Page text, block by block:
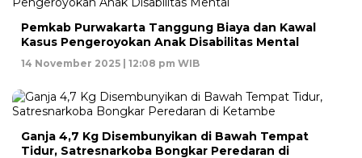
Pemkab Purwakarta Tanggung Biaya dan Kawal
Kasus Pengeroyokan Anak Disabilitas Mental
14 November 2025 | 12:08 pm WIB
Ganja 4,7 Kg Disembunyikan di Bawah Tempat
Tidur, Satresnarkoba Bongkar Peredaran di